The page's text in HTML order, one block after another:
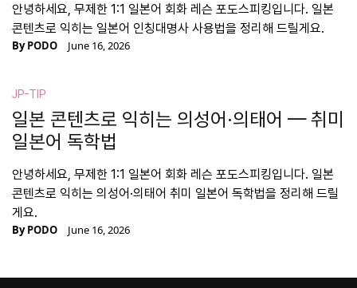
안녕하세요, 무제한 1:1 일본어 회화 레슨 포도스피킹입니다. 일본
콘텐츠로 익히는 일본어 인칭대명사 사용법을 정리해 드릴게요.
ByPODO June 16, 2026
JP-TIP
일본 콘텐츠로 익히는 의성어·의태어 — 취미
일본어 독학법
안녕하세요, 무제한 1:1 일본어 회화 레슨 포도스피킹입니다. 일본
콘텐츠로 익히는 의성어·의태어 취미 일본어 독학법을 정리해 드릴
게요.
ByPODO June 16, 2026